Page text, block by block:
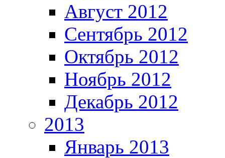
Август 2012
Сентябрь 2012
Октябрь 2012
Ноябрь 2012
Декабрь 2012
2013
Январь 2013